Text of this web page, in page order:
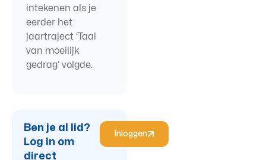
intekenen als je
eerder het
jaartraject ‘Taal
van moeilijk
gedrag’ volgde.
Ben je al lid?
Log in om
direct
Inloggen